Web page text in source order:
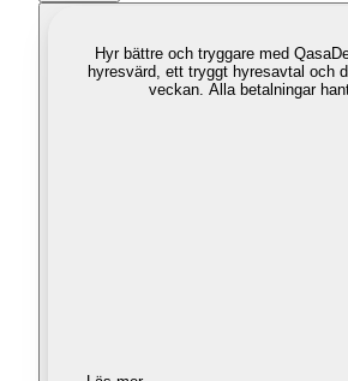
Hyr bättre och tryggare med Qasa
hyresvärd, ett tryggt hyresavtal och
veckan. Alla betalningar